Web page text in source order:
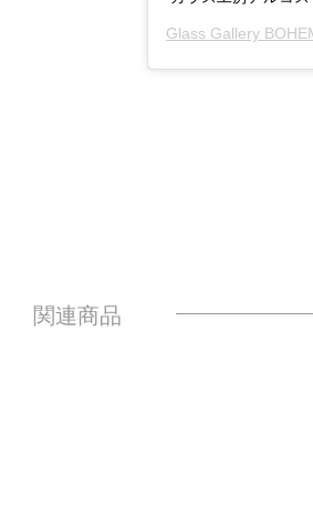
Glass Gallery